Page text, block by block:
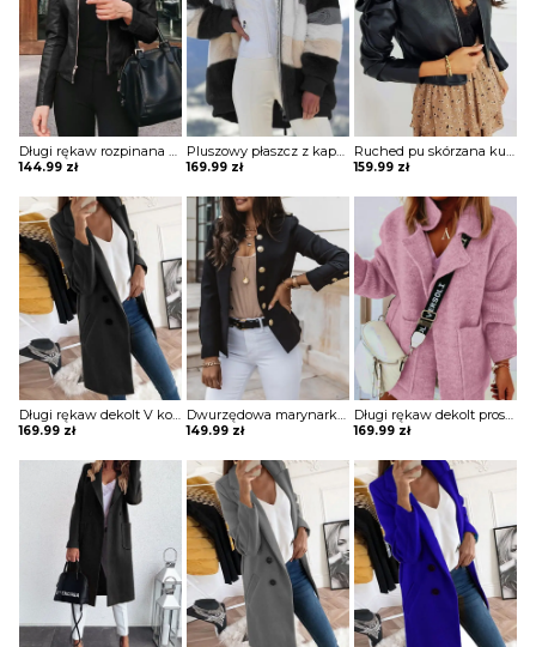
Długi rękaw rozpinana stójka skóra skórzana ekologiczna taliowana talia prosta jesień ramoneska kurtka Lakeisha
144.99 zł
Pluszowy płaszcz z kapturem colorblock długim rękawem kurtka Gonny
169.99 zł
Ruched pu skórzana kurtka z zamkiem błyskawicznym Sungsook
159.99 zł
Długi rękaw dekolt V kołnierz guziki elegancki bez wzoru dopasowany płaszcz Aaltje
169.99 zł
Dwurzędowa marynarka z długim rękawem kurtka Gysele
149.99 zł
Długi rękaw dekolt prosty dzianina luźny kieszenie kołnierz casual na co dzień jesień zima płaszcz sweter Ameriga
169.99 zł